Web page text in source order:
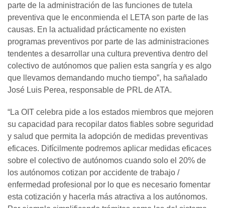
parte de la administración de las funciones de tutela
preventiva que le enconmienda el LETA son parte de las
causas. En la actualidad prácticamente no existen
programas preventivos por parte de las administraciones
tendentes a desarrollar una cultura preventiva dentro del
colectivo de autónomos que palien esta sangría y es algo
que llevamos demandando mucho tiempo”, ha sañalado
José Luis Perea, responsable de PRL de ATA.
“La OIT celebra pide a los estados miembros que mejoren
su capacidad para recopilar datos fiables sobre seguridad
y salud que permita la adopción de medidas preventivas
eficaces. Difícilmente podremos aplicar medidas eficaces
sobre el colectivo de autónomos cuando solo el 20% de
los autónomos cotizan por accidente de trabajo /
enfermedad profesional por lo que es necesario fomentar
esta cotización y hacerla más atractiva a los autónomos.